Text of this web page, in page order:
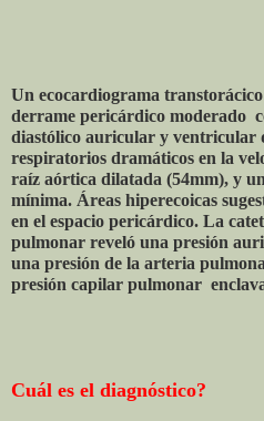
Un ecocardiograma
derrame pericárdico moderado
diastólico auricular y ventricular
respiratorios dramáticos en la
raíz aórtica dilatada (54mm), y
mínima. Áreas hiperecoicas
en el espacio pericárdico. La
pulmonar reveló una presión
una presión de la arteria
presión capilar pulmonar
Cuál es el diagnóstico?